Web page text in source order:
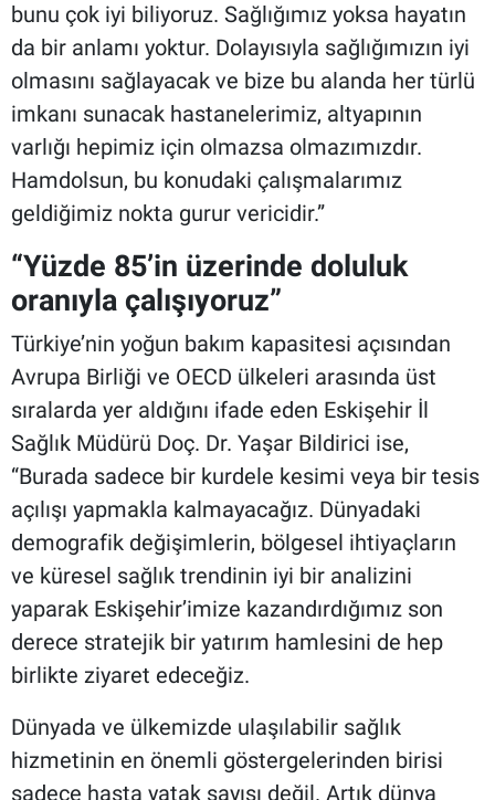
bunu çok iyi biliyoruz. Sağlığımız yoksa hayatın
da bir anlamı yoktur. Dolayısıyla sağlığımızın iyi
olmasını sağlayacak ve bize bu alanda her türlü
imkanı sunacak hastanelerimiz, altyapının
varlığı hepimiz için olmazsa olmazımızdır.
Hamdolsun, bu konudaki çalışmalarımız
geldiğimiz nokta gurur vericidir.”
“Yüzde 85’in üzerinde doluluk
oranıyla çalışıyoruz”
Türkiye’nin yoğun bakım kapasitesi açısından
Avrupa Birliği ve OECD ülkeleri arasında üst
sıralarda yer aldığını ifade eden Eskişehir İl
Sağlık Müdürü Doç. Dr. Yaşar Bildirici ise,
“Burada sadece bir kurdele kesimi veya bir tesis
açılışı yapmakla kalmayacağız. Dünyadaki
demografik değişimlerin, bölgesel ihtiyaçların
ve küresel sağlık trendinin iyi bir analizini
yaparak Eskişehir’imize kazandırdığımız son
derece stratejik bir yatırım hamlesini de hep
birlikte ziyaret edeceğiz.
Dünyada ve ülkemizde ulaşılabilir sağlık
hizmetinin en önemli göstergelerinden birisi
sadece hasta yatak sayısı değil. Artık dünya